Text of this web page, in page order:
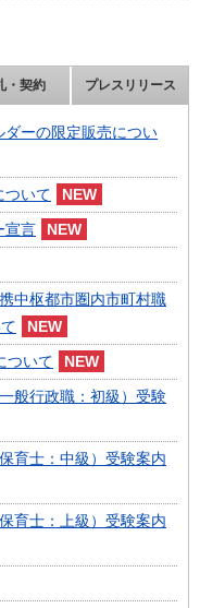
・契約 プレスリリース
ーの限定販売につい
ついて
宣言
中枢都市圏内市町村職
ついて
般行政職：初級）受験
育士：中級）受験案内
育士：上級）受験案内